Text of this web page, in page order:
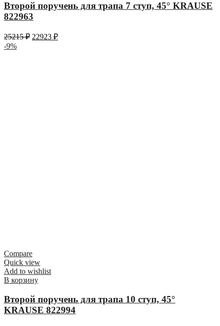
Второй поручень для трапа 7 ступ, 45° KRAUSE
822963
25215₽ 22923 ₽
-9%
Compare
Quick view
Add to wishlist
В корзину
Второй поручень для трапа 10 ступ, 45°
KRAUSE 822994